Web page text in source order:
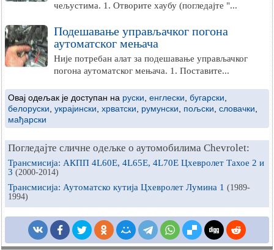
чељустима. 1. Отворите хаубу (погледајте "...
Подешавање управљачког погона
аутоматског мењача
Није потребан алат за подешавање управљачког
погона аутоматског мењача. 1. Поставите...
Овај одељак је доступан на руски енглески бугарски
белоруски украјински хрватски румунски пољски словачки
мађарски
Погледајте сличне одељке о аутомобилима Chevrolet:
Трансмисија: АКПП 4L60E, 4L65E, 4L70E Цхевролет Тахое 2 и
3 (2000-2014)
Трансмисија: Аутоматско кутија Цхевролет Лумина 1 (1989-
1994)